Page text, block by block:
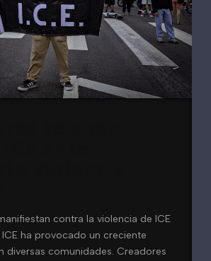
contra la violencia de ICE
ha provocado un creciente
diversas comunidades. Creadores